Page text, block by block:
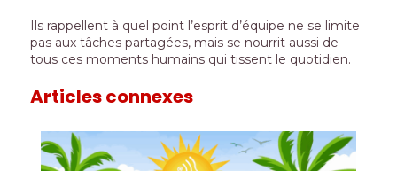
Ils rappellent à quel point l’esprit d’équipe ne se limite
pas aux tâches partagées, mais se nourrit aussi de
tous ces moments humains qui tissent le quotidien.
Articles connexes